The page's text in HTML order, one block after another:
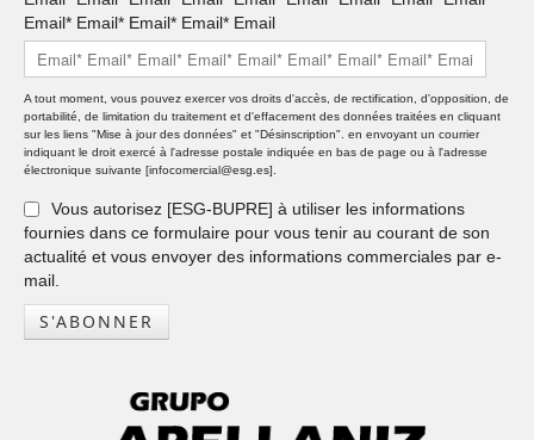
Email* Email* Email* Email* Email
A tout moment, vous pouvez exercer vos droits d'accès, de rectification, d'opposition, de
portabilité, de limitation du traitement et d'effacement des données traitées en cliquant
sur les liens "Mise à jour des données" et "Désinscription". en envoyant un courrier
indiquant le droit exercé à l'adresse postale indiquée en bas de page ou à l'adresse
électronique suivante [infocomercial@esg.es].
Vous autorisez [ESG-BUPRE] à utiliser les informations
fournies dans ce formulaire pour vous tenir au courant de son
actualité et vous envoyer des informations commerciales par e-
mail.
S'ABONNER